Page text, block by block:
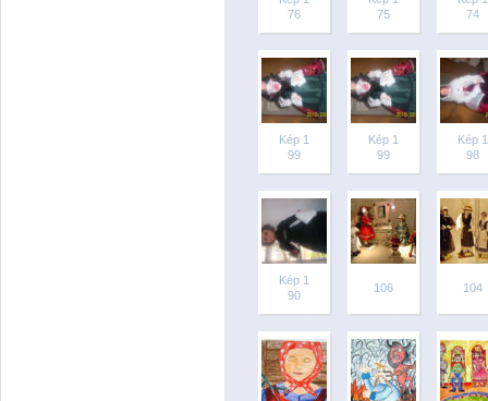
76
75
74
Kép 1
99
Kép 1
99
Kép 1
98
Kép 1
90
106 104